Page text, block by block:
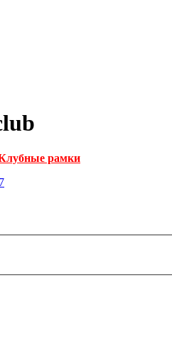
рамки